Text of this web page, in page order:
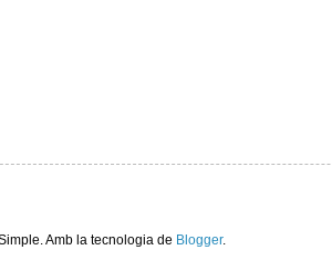
Amb la tecnologia de Blogger.